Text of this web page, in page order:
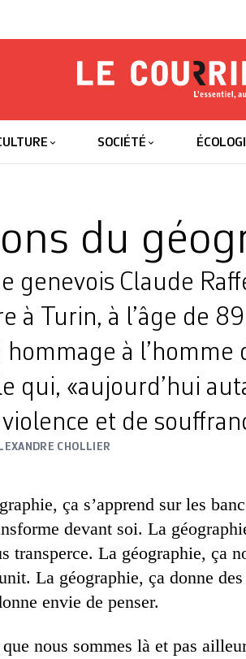
Le
SOCIÉTÉ
du
genevois Claude
à Turin, à l’âge de
à l’homme
qui, «aujourd’hui
et de
CHOLLIER
ça s’apprend sur les
devant soi. La
transperce. La géographie, ça
La géographie, ça donne
envie de penser.
nous sommes là et pas